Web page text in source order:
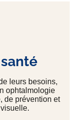
leurs besoins,
ophtalmologie
de prévention et